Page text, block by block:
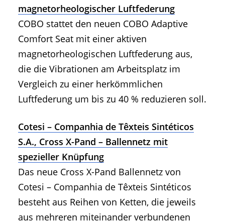
magnetorheologischer Luftfederung
COBO stattet den neuen COBO Adaptive
Comfort Seat mit einer aktiven
magnetorheologischen Luftfederung aus,
die die Vibrationen am Arbeitsplatz im
Vergleich zu einer herkömmlichen
Luftfederung um bis zu 40 % reduzieren soll.
Cotesi – Companhia de Têxteis Sintéticos
S.A., Cross X-Pand – Ballennetz mit
spezieller Knüpfung
Das neue Cross X-Pand Ballennetz von
Cotesi – Companhia de Têxteis Sintéticos
besteht aus Reihen von Ketten, die jeweils
aus mehreren miteinander verbundenen